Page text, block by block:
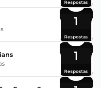
Respostas
1
Respostas
1
Respostas